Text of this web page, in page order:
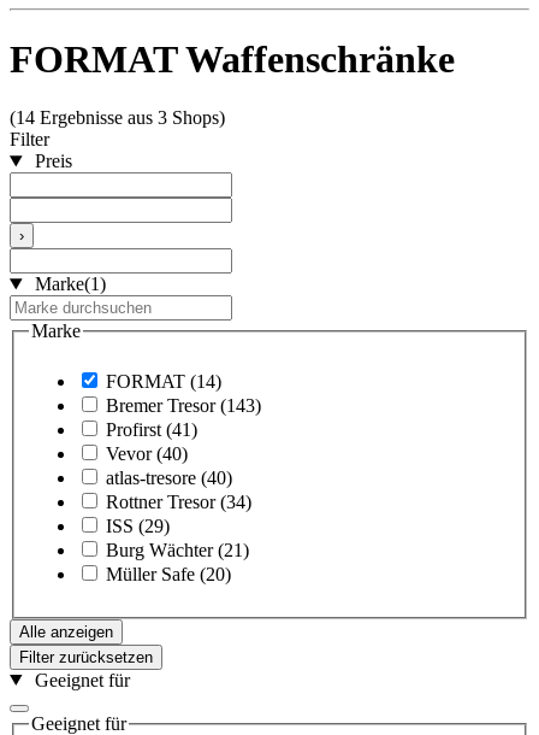
FORMAT Waffenschränke
(14 Ergebnisse aus 3 Shops)
Filter
Preis
›
Marke(1)
Marke
FORMAT (14)
Bremer Tresor (143)
Profirst (41)
Vevor (40)
atlas-tresore (40)
Rottner Tresor (34)
ISS (29)
Burg Wächter (21)
Müller Safe (20)
Alle anzeigen
Filter zurücksetzen
Geeignet für
Geeignet für